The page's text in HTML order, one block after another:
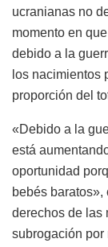
ucranianas no
momento en
debido a la
los nacimientos
proporción del
«Debido a la
está
oportunidad
bebés
derechos de las
subrogación por